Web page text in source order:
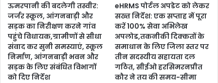
ऊमरपानी की बदलेगी तस्वीर:
जर्जर स्कूल, आंगनबाड़ी और
सड़क का निरीक्षण करने गांव
पहुंचे विधायक,ग्रामीणों से सीधा
संवाद कर सुनी समस्याएं, स्कूल
निर्माण, आंगनबाड़ी भवन और
सड़क के लिए संबंधित विभागों
को दिए निर्देश
eHRMS पोर्टल अपडेट को लेकर
सख्त निर्देश: एक सप्ताह में पूरा
करें 100% सेवा अभिलेख
अपलोड,तकनीकी दिक्कतों के
समाधान के लिए जिला स्तर पर
तीन सदस्यीय सहायता दल
गठित, सीईओ हरसिमरनप्रीत
कौर ने तय की समय-सीमा